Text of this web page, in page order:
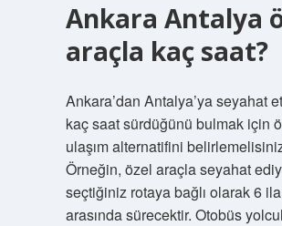
Ankara Antalya
araçla kaç saat?
Ankara’dan Antalya’ya seyahat
kaç saat sürdüğünü bulmak için
ulaşım alternatifini
Örneğin, özel araçla seyahat
seçtiğiniz rotaya bağlı olarak 6
arasında sürecektir. Otobüs